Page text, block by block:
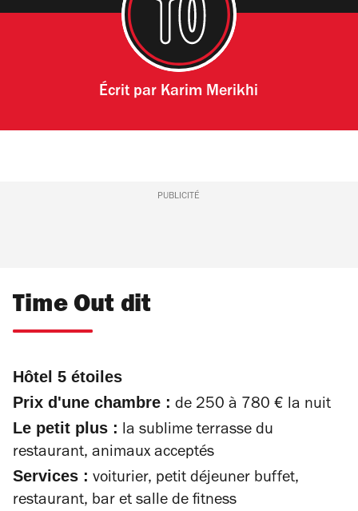
Écrit par Karim Merikhi
PUBLICITÉ
Time Out dit
Hôtel 5 étoiles
Prix d'une chambre : de 250 à 780 € la nuit
Le petit plus : la sublime terrasse du
restaurant, animaux acceptés
Services : voiturier, petit déjeuner buffet,
restaurant, bar et salle de fitness